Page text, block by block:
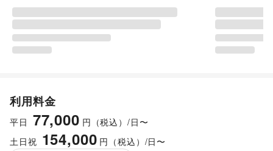
利用料金
平日 77,000 円（税込）/日〜
土日祝 154,000 円（税込）/日〜